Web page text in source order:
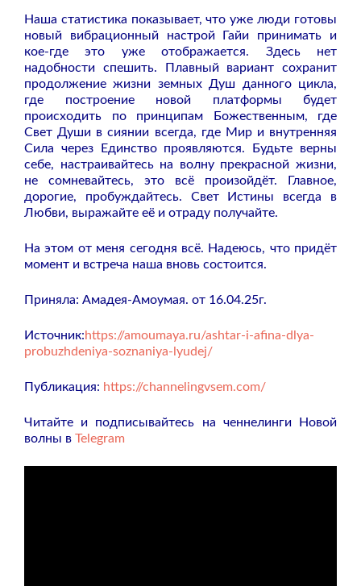
Наша статистика показывает, что уже люди готовы
новый вибрационный настрой Гайи принимать и
кое-где это уже отображается. Здесь нет
надобности спешить. Плавный вариант сохранит
продолжение жизни земных Душ данного цикла,
где построение новой платформы будет
происходить по принципам Божественным, где
Свет Души в сиянии всегда, где Мир и внутренняя
Сила через Единство проявляются. Будьте верны
себе, настраивайтесь на волну прекрасной жизни,
не сомневайтесь, это всё произойдёт. Главное,
дорогие, пробуждайтесь. Свет Истины всегда в
Любви, выражайте её и отраду получайте.
На этом от меня сегодня всё. Надеюсь, что придёт
момент и встреча наша вновь состоится.
Приняла: Амадея-Амоумая. от 16.04.25г.
Источник:https://amoumaya.ru/ashtar-i-afina-dlya-
probuzhdeniya-soznaniya-lyudej/
Публикация: https://channelingvsem.com/
Читайте и подписывайтесь на ченнелинги Новой
волны в Telegram